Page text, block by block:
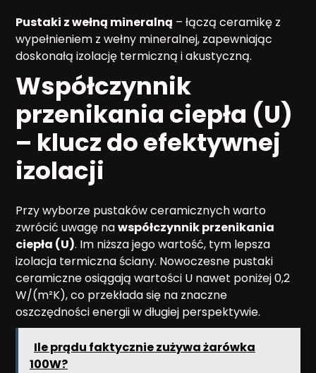
Pustaki z wełną mineralną – łączą ceramikę z
wypełnieniem z wełny mineralnej, zapewniając
doskonałą izolację termiczną i akustyczną.
Współczynnik
przenikania ciepła (U)
– klucz do efektywnej
izolacji
Przy wyborze pustaków ceramicznych warto
zwrócić uwagę nawspółczynnik przenikania
ciepła (U). Im niższa jego wartość, tym lepsza
izolacja termiczna ściany. Nowoczesne pustaki
ceramiczne osiągają wartości U nawet poniżej 0,2
W/(m²K), co przekłada się na znaczne
oszczędności energii w długiej perspektywie.
Ile prądu faktycznie zużywa żarówka
100W?